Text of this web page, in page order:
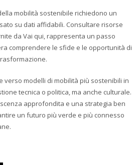
mobilità sostenibile richiedono un
su dati affidabili. Consultare risorse
da Vai qui, rappresenta un passo
comprendere le sfide e le opportunità di
verso modelli di mobilità più sostenibili in
tecnica o politica, ma anche culturale.
approfondita e una strategia ben
un futuro più verde e più connesso